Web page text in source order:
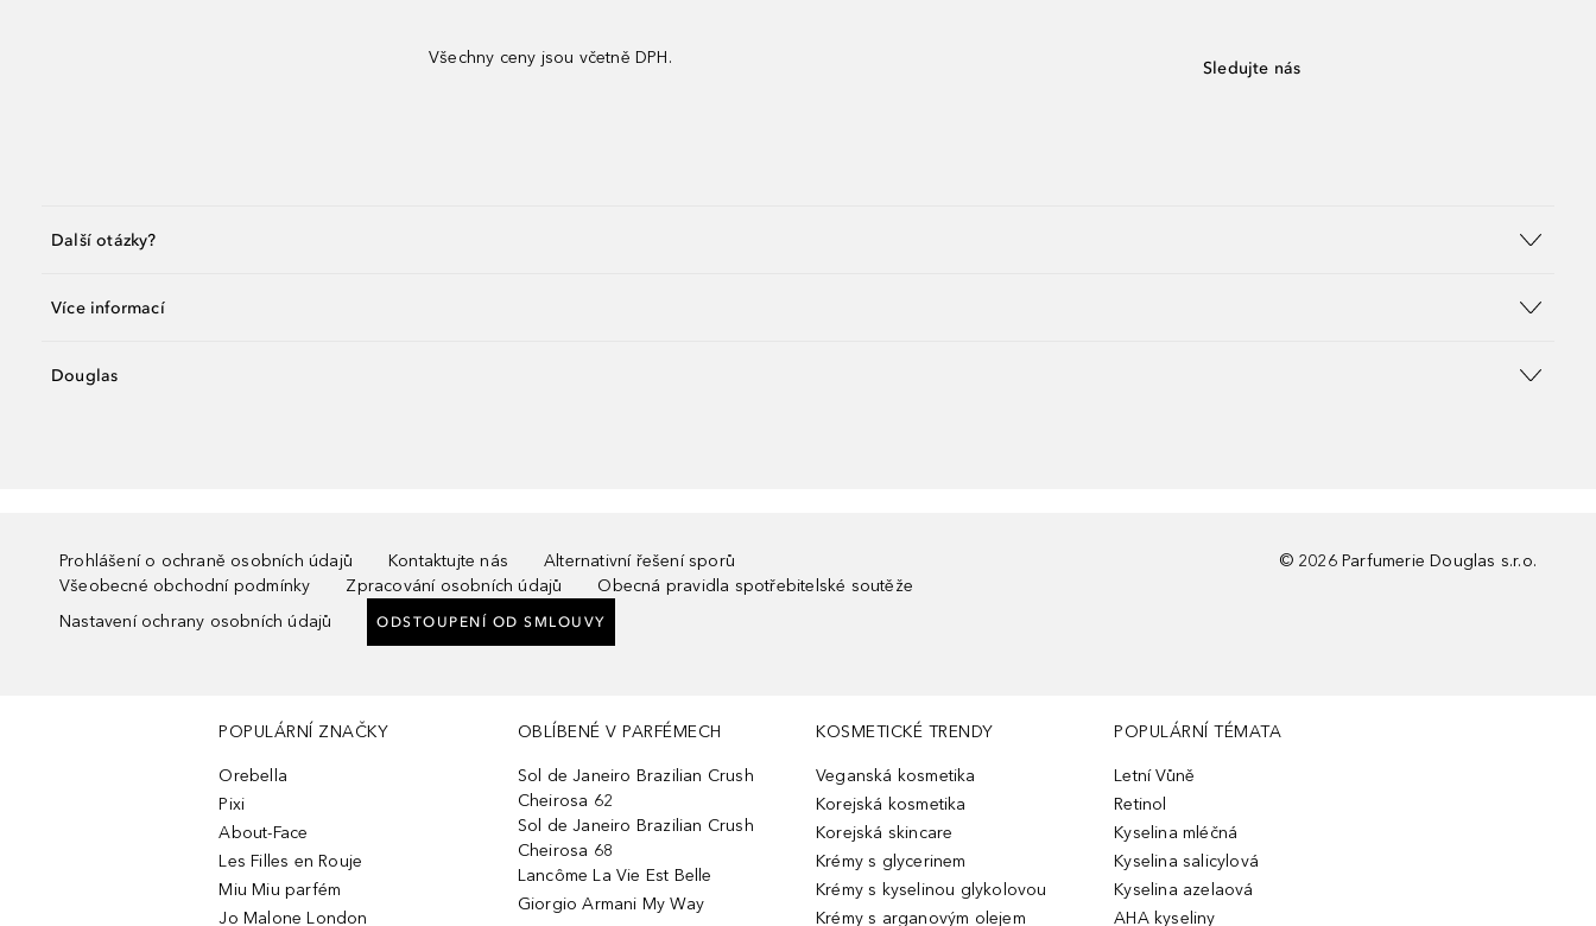
Všechny ceny jsou včetně DPH.
Sledujte nás
Další otázky?
Více informací
Douglas
Prohlášení o ochraně osobních údajů Kontaktujte nás
Alternativní řešení sporů
Všeobecné obchodní podmínky
Zpracování osobních údajů
Obecná pravidla spotřebitelské soutěže
Nastavení ochrany osobních údajů
ODSTOUPENÍ OD SMLOUVY
© 2026 Parfumerie Douglas s.r.o.
POPULÁRNÍ ZNAČKY
Orebella
Pixi
About-Face
Les Filles en Rouje
Miu Miu parfém
Jo Malone London
OBLÍBENÉ V PARFÉMECH
Sol de Janeiro Brazilian Crush
Cheirosa 62
Sol de Janeiro Brazilian Crush
Cheirosa 68
Lancôme La Vie Est Belle
Giorgio Armani My Way
KOSMETICKÉ TRENDY
Veganská kosmetika
Korejská kosmetika
Korejská skincare
Krémy s glycerinem
Krémy s kyselinou glykolovou
Krémy s arganovým olejem
POPULÁRNÍ TÉMATA
Letní Vůně
Retinol
Kyselina mléčná
Kyselina salicylová
Kyselina azelaová
AHA kyseliny